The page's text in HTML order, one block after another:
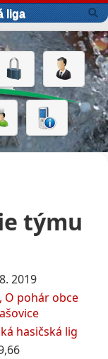
liga
týmu
2019
O pohár obce
hasičská lig